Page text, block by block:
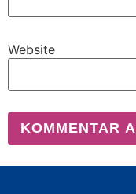
Website